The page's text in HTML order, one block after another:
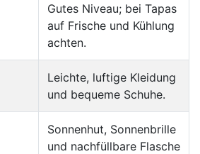
Gutes Niveau; bei Tapas
auf Frische und Kühlung
achten.
Leichte, luftige Kleidung
und bequeme Schuhe.
Sonnenhut, Sonnenbrille
und nachfüllbare Flasche